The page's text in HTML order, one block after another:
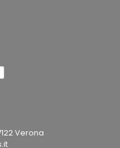
Verona